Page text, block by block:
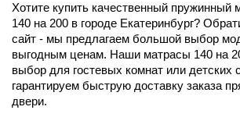
Хотите купить качественный пружинный
140 на 200 в городе Екатеринбург?
сайт - мы предлагаем большой выбор
выгодным ценам. Наши матрасы 140 на
выбор для гостевых комнат или детских
гарантируем быструю доставку заказа
двери.